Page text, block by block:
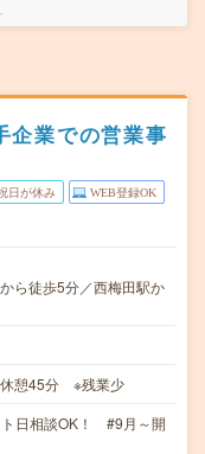
企業での営業事
日が休み WEB登録OK
ら徒歩5分／西梅田駅か
休憩45分 ※残業少
日相談OK！ #9月～開